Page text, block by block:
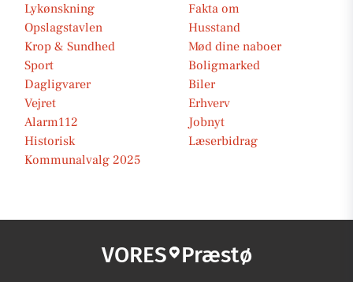
Lykønskning
Fakta om
Opslagstavlen
Husstand
Krop & Sundhed
Mød dine naboer
Sport
Boligmarked
Dagligvarer
Biler
Vejret
Erhverv
Alarm112
Jobnyt
Historisk
Læserbidrag
Kommunalvalg 2025
VORES Præstø